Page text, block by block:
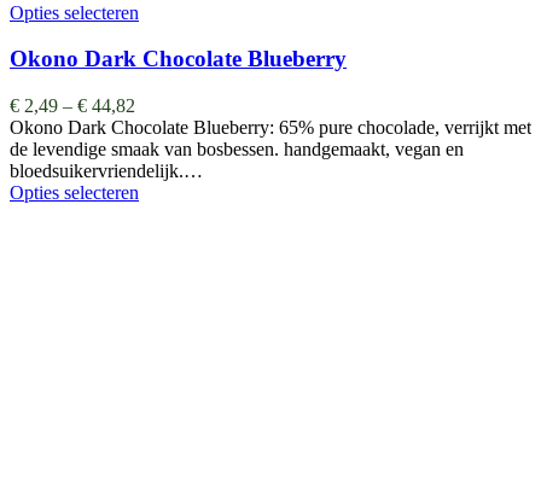
Opties selecteren
Okono Dark Chocolate Blueberry
€ 2,49 – € 44,82
Okono Dark Chocolate Blueberry: 65% pure chocolade, verrijkt met
de levendige smaak van bosbessen. handgemaakt, vegan en
bloedsuikervriendelijk.…
Opties selecteren